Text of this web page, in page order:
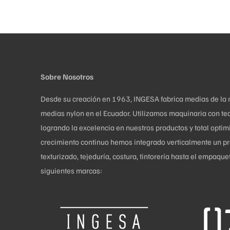
Sobre Nosotros
Desde su creación en 1963, INGESA fabrica medias de
medias nylon en el Ecuador. Utilizamos maquinaria con
logrando la excelencia en nuestros productos y total
crecimiento continuo hemos integrado verticalmente un
texturizado, tejeduría, costura, tintorería hasta el
siguientes marcas: